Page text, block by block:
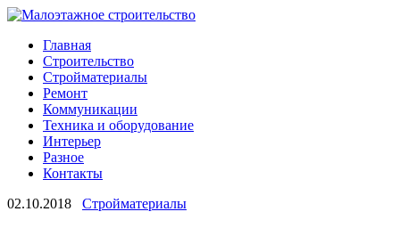
Главная
Строительство
Стройматериалы
Ремонт
Коммуникации
Техника и оборудование
Интерьер
Разное
Контакты
02.10.2018
Стройматериалы